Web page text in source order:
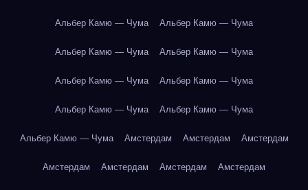
Альбер Камю — Чума Альбер Камю — Чума
Альбер Камю — Чума Альбер Камю — Чума
Альбер Камю — Чума Альбер Камю — Чума
Альбер Камю — Чума Альбер Камю — Чума
Альбер Камю — Чума Амстердам Амстердам Амстердам
Амстердам Амстердам Амстердам Амстердам